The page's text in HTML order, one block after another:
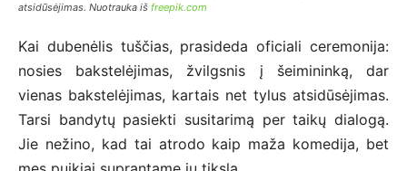
atsidūsėjimas. Nuotrauka iš freepik.com
Kai dubenėlis tuščias, prasideda oficiali ceremonija:
nosies bakstelėjimas, žvilgsnis į šeimininką, dar
vienas bakstelėjimas, kartais net tylus atsidūsėjimas.
Tarsi bandytų pasiekti susitarimą per taikų dialogą.
Jie nežino, kad tai atrodo kaip maža komedija, bet